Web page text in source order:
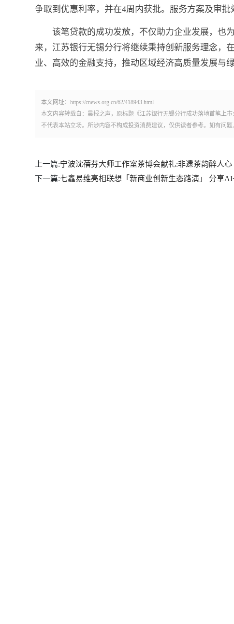
争取到优惠利率，并在4周内获批。服务方案及审批
该笔贷款的成功发放，不仅助力企业发展，也
来，江苏银行无锡分行将继续秉持创新服务理念，
业、高效的金融支持，推动区域经济高质量发展与绿
本文网址：https://cnews.org.cn/62/418943.html
本文内容转载自：晨报之声，原标题《江苏银行无锡分行成功落地首笔上
不代表本站立场。所涉内容不构成投资消费建议，仅供读者参考。如有问题
上一篇:宁波沈蓓芬大师工作室茶博会献礼:非遗茶韵醉人心
下一篇:七鑫易维亮相联想「新商业创新生态路演」 分享